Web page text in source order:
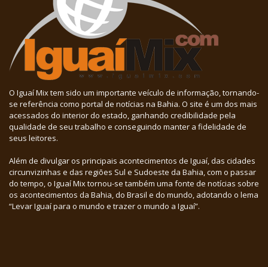
O Iguaí Mix tem sido um importante veículo de informação, tornando-
se referência como portal de notícias na Bahia. O site é um dos mais
acessados do interior do estado, ganhando credibilidade pela
qualidade de seu trabalho e conseguindo manter a fidelidade de
seus leitores.
Além de divulgar os principais acontecimentos de Iguaí, das cidades
circunvizinhas e das regiões Sul e Sudoeste da Bahia, com o passar
do tempo, o Iguaí Mix tornou-se também uma fonte de notícias sobre
os acontecimentos da Bahia, do Brasil e do mundo, adotando o lema
“Levar Iguaí para o mundo e trazer o mundo a Iguaí”.